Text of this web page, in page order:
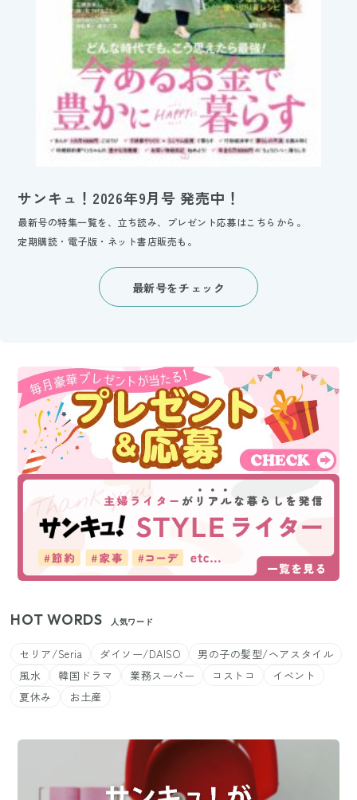
サンキュ！2026年9月号 発売中！
最新号の特集一覧を、立ち読み、プレゼント応募はこちらから。
定期購読・電子版・ネット書店販売も。
最新号をチェック
HOT WORDS 人気ワード
セリア/Seria ダイソー/DAISO
男の子の髪型/ヘアスタイル
風水
韓国ドラマ 業務スーパー コストコ
イベント
夏休み
お土産